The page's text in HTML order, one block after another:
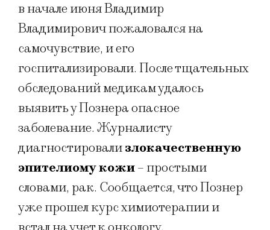
в начале июня Владимир
Владимирович пожаловался на
самочувствие, и его
госпитализировали. После тщательных
обследований медикам удалось
выявить у Познера опасное
заболевание. Журналисту
диагностировализлокачественную
эпителиому кожи– простыми
словами, рак. Сообщается, что Познер
уже прошел курс химиотерапии и